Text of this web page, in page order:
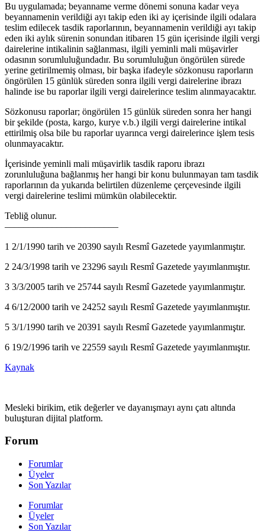
Bu uygulamada; beyanname verme dönemi sonuna kadar veya
beyannamenin verildiği ayı takip eden iki ay içerisinde ilgili odalara
teslim edilecek tasdik raporlarının, beyannamenin verildiği ayı takip
eden iki aylık sürenin sonundan itibaren 15 gün içerisinde ilgili vergi
dairelerine intikalinin sağlanması, ilgili yeminli mali müşavirler
odasının sorumluluğundadır. Bu sorumluluğun öngörülen sürede
yerine getirilmemiş olması, bir başka ifadeyle sözkonusu raporların
öngörülen 15 günlük süreden sonra ilgili vergi dairelerine ibrazı
halinde ise bu raporlar ilgili vergi dairelerince teslim alınmayacaktır.
Sözkonusu raporlar; öngörülen 15 günlük süreden sonra her hangi
bir şekilde (posta, kargo, kurye v.b.) ilgili vergi dairelerine intikal
ettirilmiş olsa bile bu raporlar uyarınca vergi dairelerince işlem tesis
olunmayacaktır.
İçerisinde yeminli mali müşavirlik tasdik raporu ibrazı
zorunluluğuna bağlanmış her hangi bir konu bulunmayan tam tasdik
raporlarının da yukarıda belirtilen düzenleme çerçevesinde ilgili
vergi dairelerine teslimi mümkün olabilecektir.
Tebliğ olunur.
––––––––––––––––––––––––
1 2/1/1990 tarih ve 20390 sayılı Resmî Gazetede yayımlanmıştır.
2 24/3/1998 tarih ve 23296 sayılı Resmî Gazetede yayımlanmıştır.
3 3/3/2005 tarih ve 25744 sayılı Resmî Gazetede yayımlanmıştır.
4 6/12/2000 tarih ve 24252 sayılı Resmî Gazetede yayımlanmıştır.
5 3/1/1990 tarih ve 20391 sayılı Resmî Gazetede yayımlanmıştır.
6 19/2/1996 tarih ve 22559 sayılı Resmî Gazetede yayımlanmıştır.
Kaynak
Mesleki birikim, etik değerler ve dayanışmayı aynı çatı altında
buluşturan dijital platform.
Forum
Forumlar
Üyeler
Son Yazılar
Forumlar
Üyeler
Son Yazılar